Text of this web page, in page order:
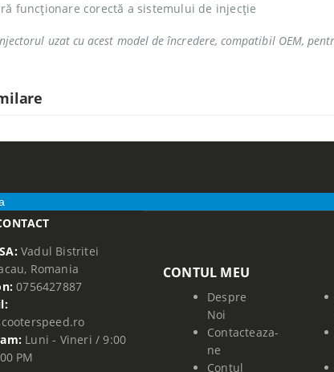
funcționare corectă a sistemului de injecție
uzat cu acest model de încredere, compatibil OEM,
Vadul Bistritei
Romania
0756427887
Luni - Vineri / 9:00
PM
CONTUL MEU
Despre
Noi
Contacteaza-
ne
Contul